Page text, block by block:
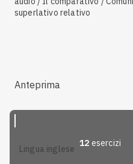
superlativo relativo
Anteprima
lingua inglese
12 esercizi